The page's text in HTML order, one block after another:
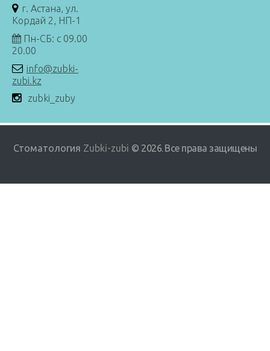
г. Астана, ул.
Кордай 2, НП-1
Пн-СБ: с 09.00
20.00
info@zubki-
zubi.kz
zubki_zuby
Стоматология Zubki-zubi © 2026. Все права защищены